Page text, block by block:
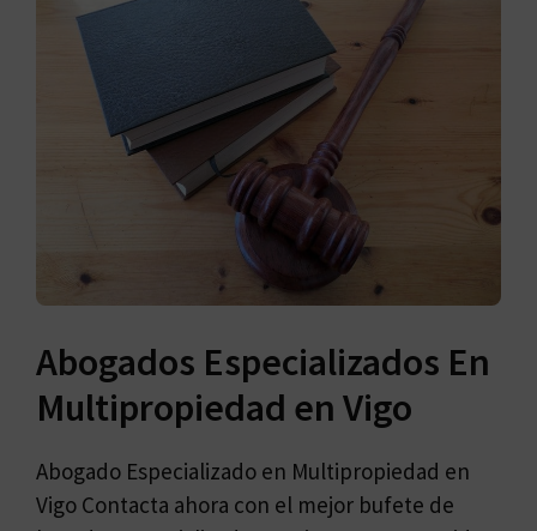
Abogados Especializados En
Multipropiedad en Vigo
Abogado Especializado en Multipropiedad en
Vigo Contacta ahora con el mejor bufete de